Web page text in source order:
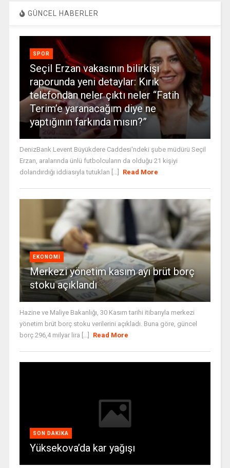
GÜNCEL HABERLER
SPOR
Seçil Erzan vakasının bilirkişi
raporunda yeni detaylar: Kırık
telefondan neler çıktı neler “Fatih
Terim’e yaranacağım diye ne
yaptığının farkında mısın?”
DenizBank Levent Büyükdere Caddesi'ndeki şube müdürü Seçil
Erzan, aralarında ünlü futbolcuların da olduğu 21 kişiyi
dolandırdığı iddiasıyla tutuklan [...]
Read More
EKONOMI
Merkezi yönetim kasım ayı brüt borç
stoku açıklandı
Hazine ve Maliye Bakanlığı, 30 Kasım tarihi itibarıyla merkezi
yönetim brüt borç stoku verilerini açıkladı. Buna göre, güncel
borç 296,4 milyar lira [...]
Read More
SON DAKIKA
Yüksekova’da kar yağışı